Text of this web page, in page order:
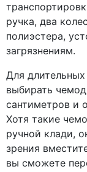
ручка, два
полиэстера,
загрязнениям.
Для
выбирать
сантиметров и
Хотя такие
ручной клади,
зрения
вы сможете